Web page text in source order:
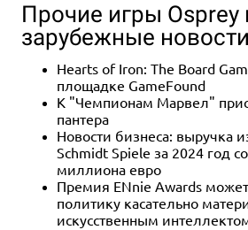
Прочие игры Osprey
зарубежные
Hearts of Iron: The Board
площадке GameFound
К "Чемпионам Марвел"
пантера
Новости бизнеса: выручка
Schmidt Spiele за 2024 год
миллиона евро
Премия ENnie Awards
политику касательно
искусственным